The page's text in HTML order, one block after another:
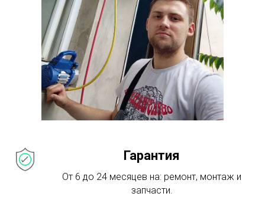
Гарантия
От 6 до 24 месяцев на: ремонт, монтаж и
запчасти.